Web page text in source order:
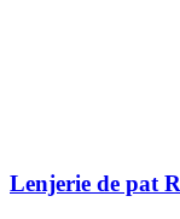
Lenjerie de pat